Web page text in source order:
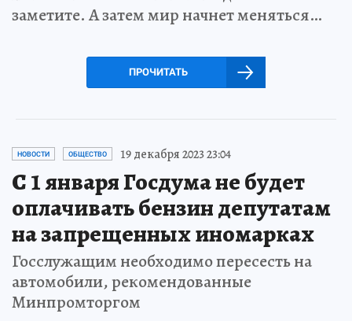
заметите. А затем мир начнет меняться…
ПРОЧИТАТЬ
НОВОСТИ ОБЩЕСТВО 19 декабря 2023 23:04
С 1 января Госдума не будет
оплачивать бензин депутатам
на запрещенных иномарках
Госслужащим необходимо пересесть на
автомобили, рекомендованные
Минпромторгом